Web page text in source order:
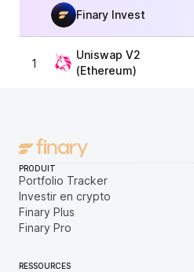
Finary Invest
1
Uniswap V2
(Ethereum)
PRODUIT
Portfolio Tracker
Investir en crypto
Finary Plus
Finary Pro
RESSOURCES